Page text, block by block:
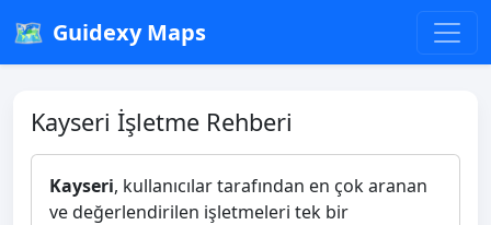
🗺️ Guidexy Maps
Kayseri İşletme Rehberi
Kayseri, kullanıcılar tarafından en çok aranan
ve değerlendirilen işletmeleri tek bir